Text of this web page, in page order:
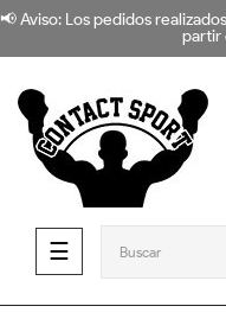
📢 Aviso: Los pedidos
partir
Navegación de
☰